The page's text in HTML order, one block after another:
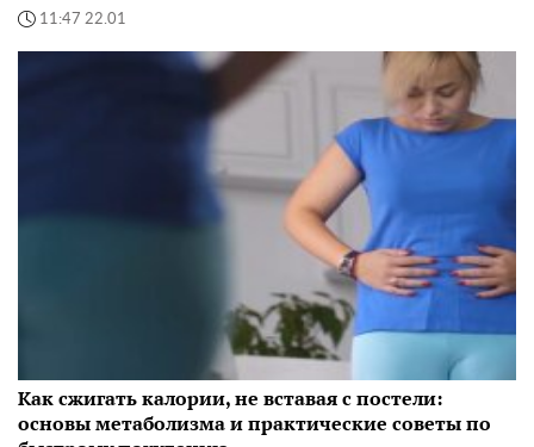
11:47 22.01
Как сжигать калории, не вставая с постели:
основы метаболизма и практические советы по